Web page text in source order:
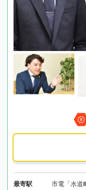
最寄駅 市電「水道